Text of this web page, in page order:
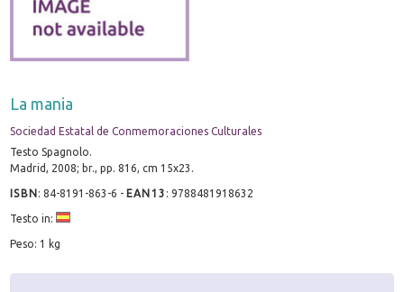
La mania
Sociedad Estatal de Conmemoraciones Culturales
Testo Spagnolo.
Madrid, 2008; br., pp. 816, cm 15x23.
ISBN:84-8191-863-6 - EAN13 :9788481918632
Testo in:
Peso: 1 kg